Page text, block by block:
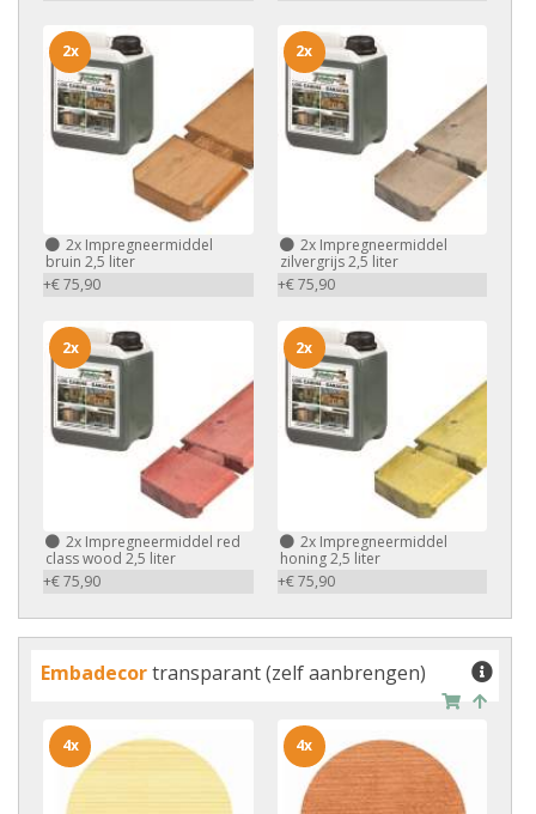
2x Impregneermiddel
bruin 2,5 liter
+€ 75,90
2x
2xImpregneermiddel
zilvergrijs 2,5 liter
+€ 75,90
2x
2x Impregneermiddel red
class wood 2,5 liter
+€ 75,90
2x
2xImpregneermiddel
honing 2,5 liter
+€ 75,90
2x
Embadecortransparant (zelf aanbrengen)
4x 4x